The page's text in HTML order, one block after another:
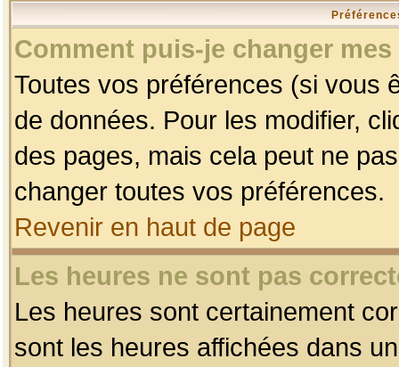
Comment puis-je changer
Toutes vos préférences (si vous
de données. Pour les modifier,
des pages, mais cela peut ne
changer toutes vos préférences.
Revenir en haut de page
Les heures ne sont pas
Les heures sont certainement
sont les heures affichées dans